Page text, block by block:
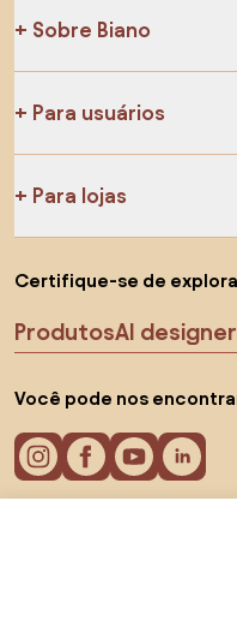
Sobre Biano
Para usuários
Para lojas
Certifique-se de
ProdutosAI designer
Você pode nos